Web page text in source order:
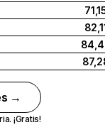
→
¡Gratis!